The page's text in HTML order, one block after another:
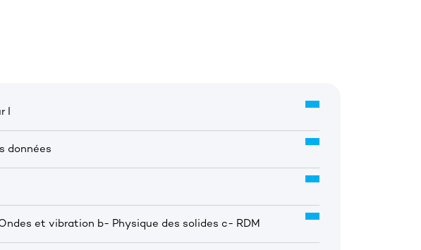
I
données
et vibration b- Physique des solides c- RDM